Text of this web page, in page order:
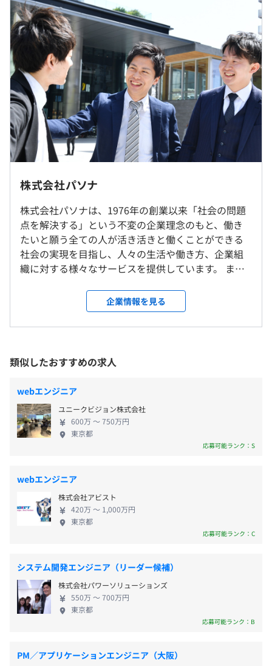
プロジェクトごとに選択、アジャイル
Lab内）での勤務も可能です。
※現状テレワーク比率8割/月ほどの勤務です。
※プロジェクトによりお取引先企業内での作業も発生しま
す。
※全国転勤制ですが、転勤は稀となります。
就業場所の変更範囲
変更範囲：会社の定める場所（テレワークを行う場所を含
受動喫煙防止措置に関する事項
・従業員に対する受動喫煙対策：あり
敷地内禁煙（喫煙場所あり）
月給 291,000円～ 基本給￥225,000～を含む/月
■賞与実績:年2回(6月・12月)
■他諸手当（職位手当、役割手当、職務手当、職務手当
②（固定残業手当：20,000円～60,000円）
※経験、能力を考慮の上、当社規定により決定いたしま
す。
・固定残業超過分別途支給
・固定残業代の相当時間：6時間5分～33時間35分/月
職位により変更になります。
職位が上がると、固定残業相当時間が少なくなります。
【年収例】
・年収450万（24万／月額+賞与など）メンバー
・年収550万（30万／月額+賞与など）プロジェクトリー
ダー
・年収650万（37万+賞与など）プロジェクトマネジャー
・年収1,000万（74万／月額+賞与など）プロデューサー
想定年収
9：00〜17：30（実働7.5時間）
ます。
休憩時間：12:00〜13:00（60分）
平均残業時間：平均15時間／月
【年間休日120日以上】
・完全週休2日制（土日祝）
・年末年始休暇
・年次有給休暇
・裁判員特別休暇
株式会社パソナ
株式会社パソナは、1976年の創業以来「社会の問題
点を解決する」という不変の企業理念のもと、働き
たいと願う全ての人が活き活きと働くことができる
社会の実現を目指し、人々の生活や働き方、企業組
織に対する様々なサービスを提供しています。 ま
「テクノロジー企業」として、ITソリューションの提
供や自社プロダクトの開発にも取り組んでいます。
【私たちのミッション】 人×テクノロジーの力で、
テクノロジーの力で人の価値を最大化し新たなビジ
ネスを創造する 私たちが目指すのは、テクノロジー
を活用することで、人が「人にしかできない仕事」
へシフトできる環境をつくり、人を活かす社会を実
現することです。 その実現に向けて、当社は4つの柱
を軸に事業を推進しています。 ▼1、お客様の内製化
支援 お客様（エンドユーザー）の目指す姿の実現に
み出す。 そして、企業社員の方々の人材育成におけ
る支援も行い、お客様自らがDXを推進できるよう伴
走する。 ▼2、プロダクト開発 社会課題・地域課題
に対し、どのように解決が出来るのか。 最適なテク
ノロジーを用いその解決に繋がるサービスを企画開
ジタル人材を育成するために、技術分野にとどまら
ない多様な研修と、 プロジェクト参画の機会を提供
する。 ▼４、地域のデジタル化 地域の課題にあわせ
て、テクノロジーを導入し、より豊かな街づくりと
市民のデジタルスキル向上の実現を目指す。 本当に
います。
企業情報を見る
類似したおすすめの求人
webエンジニア
ユニークビジョン株式会社
600万 〜 750万円
東京都
応募可能ランク：S
webエンジニア
株式会社アビスト
420万 〜 1,000万円
東京都
応募可能ランク：C
システム開発エンジニア（リーダー候補）
株式会社パワーソリューションズ
550万 〜 700万円
東京都
応募可能ランク：B
PM／アプリケーションエンジニア（大阪）